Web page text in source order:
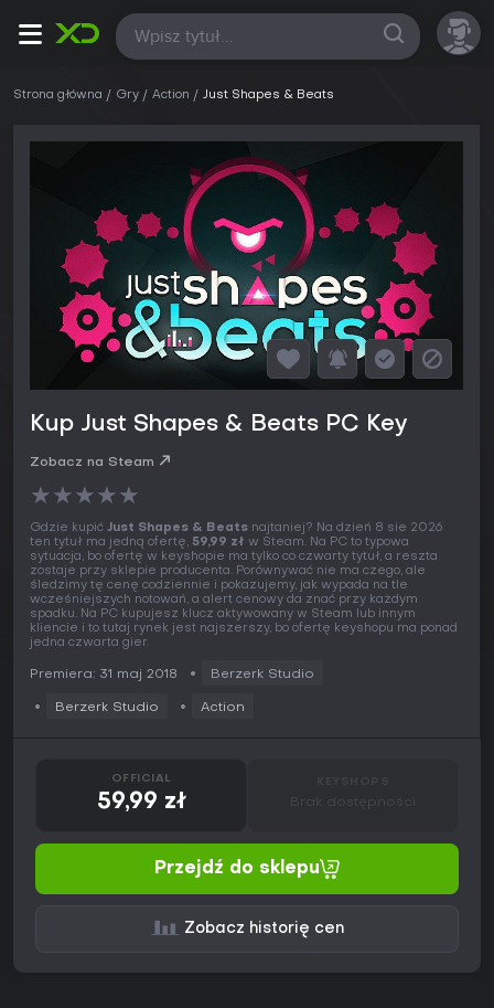
Wszystkie
Strona główna Gry Action Just Shapes & Beats
Kup Just Shapes & Beats PC Key
Zobacz na Steam
★★★★★
Gdzie kupić Just Shapes & Beats najtaniej? Na dzień 8 sie 2026
ten tytuł ma jedną ofertę, 59,99 zł w Steam. Na PC to typowa
sytuacja, bo ofertę w keyshopie ma tylko co czwarty tytuł, a reszta
zostaje przy sklepie producenta. Porównywać nie ma czego, ale
śledzimy tę cenę codziennie i pokazujemy, jak wypada na tle
wcześniejszych notowań, a alert cenowy da znać przy każdym
spadku. Na PC kupujesz klucz aktywowany w Steam lub innym
kliencie i to tutaj rynek jest najszerszy, bo ofertę keyshopu ma ponad
jedna czwarta gier.
Premiera: 31 maj 2018 Berzerk Studio
Berzerk Studio Action
OFFICIAL
59,99 zł Brak dostępności
Przejdź do sklepu
Zobacz historię cen